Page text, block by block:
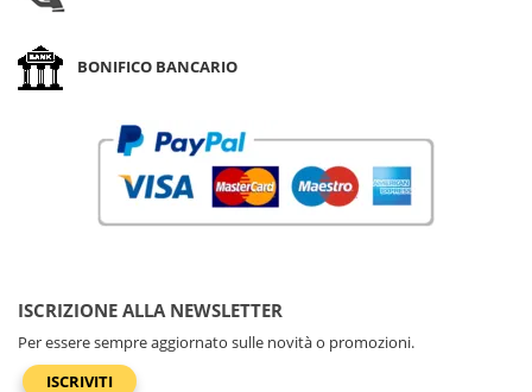
BONIFICO BANCARIO
ISCRIZIONE ALLA NEWSLETTER
Per essere sempre aggiornato sulle novità o promozioni.
ISCRIVITI